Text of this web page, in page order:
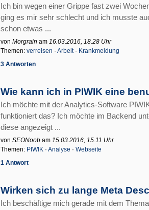
Ich bin wegen einer Grippe fast zwei
ging es mir sehr schlecht und ich musste
schon etwas ...
von Morgrain am 16.03.2016, 18.28 Uhr
Themen: verreisen · Arbeit· Krankmeldung
3 Antworten
Wie kann ich in PIWIK eine
Ich möchte mit der Analytics-Software
funktioniert das? Ich möchte im Backend
diese angezeigt ...
von SEONoob am 15.03.2016, 15.11 Uhr
Themen: PIWIK · Analyse · Webseite
1 Antwort
Wirken sich zu lange Meta
Ich beschäftige mich gerade mit dem